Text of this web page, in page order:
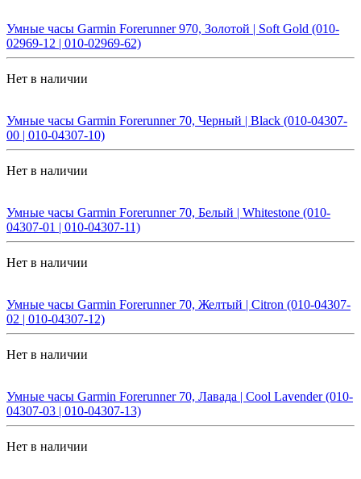
Умные часы Garmin Forerunner 970, Золотой | Soft Gold (010-
02969-12 | 010-02969-62)
Нет в наличии
Умные часы Garmin Forerunner 70, Черный | Black (010-04307-
00 | 010-04307-10)
Нет в наличии
Умные часы Garmin Forerunner 70, Белый | Whitestone (010-
04307-01 | 010-04307-11)
Нет в наличии
Умные часы Garmin Forerunner 70, Желтый | Citron (010-04307-
02 | 010-04307-12)
Нет в наличии
Умные часы Garmin Forerunner 70, Лавада | Cool Lavender (010-
04307-03 | 010-04307-13)
Нет в наличии